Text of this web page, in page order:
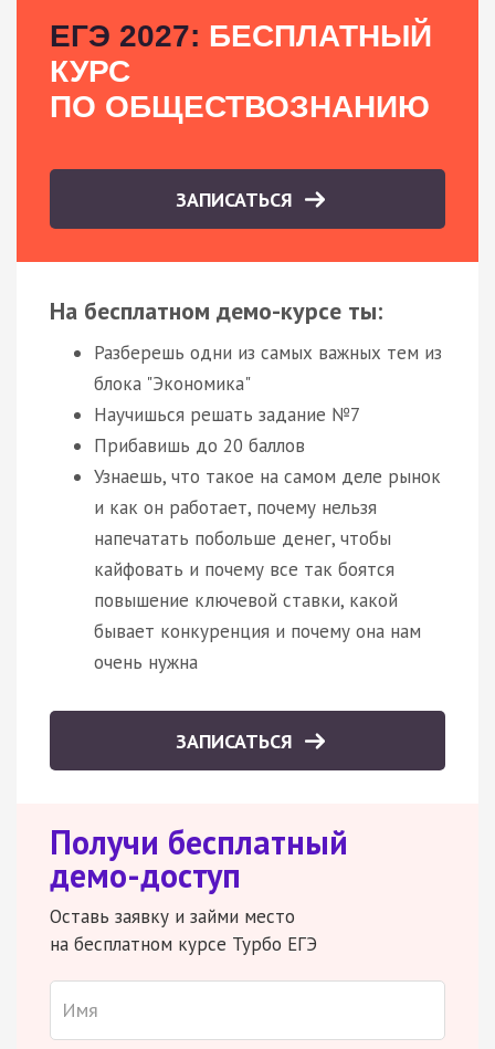
ЕГЭ 2027: БЕСПЛАТНЫЙ
КУРС
ПО ОБЩЕСТВОЗНАНИЮ
ЗАПИСАТЬСЯ
На бесплатном демо-курсе ты:
Разберешь одни из самых важных тем из
блока "Экономика"
Научишься решать задание №7
Прибавишь до 20 баллов
Узнаешь, что такое на самом деле рынок
и как он работает, почему нельзя
напечатать побольше денег, чтобы
кайфовать и почему все так боятся
повышение ключевой ставки, какой
бывает конкуренция и почему она нам
очень нужна
ЗАПИСАТЬСЯ
Получи бесплатный
демо-доступ
Оставь заявку и займи место
на бесплатном курсе Турбо ЕГЭ